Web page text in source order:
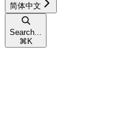
简体中文
Search...
⌘ K